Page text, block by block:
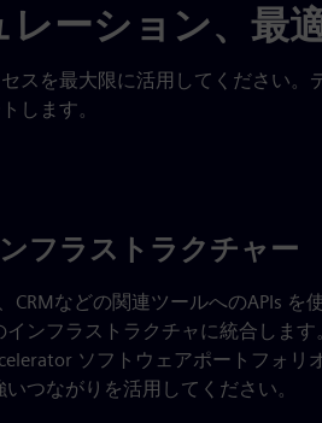
ーション、最
スを最大限に活用してください。
します。
フラストラクチャー
CRMなどの関連ツールへのAPIs を
ンフラストラクチャに統合します
ソフトウェアポートフォリ
つながりを活用してください。